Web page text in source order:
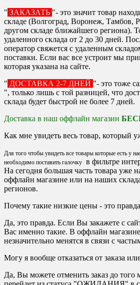
" ЗАКАЗАТЬ "- это значит товар
складе (Волгоград, Воронеж, Тамбов,
другом складе ближайшего региона).
удаленного склада от 2 до 30 дней.
оператор свяжется с удаленным
поставки. Если вас все устроит мы
которая указана на сайте.
" ДОСТАВКА 2-7 ДНЕЙ "- это тоже
", только лишь с той разницей, что
склада будет быстрой не более 7 дней.
Доставка в наш оффлайн магазин
Как мне увидеть весь товар, который
Для того чтобы увидеть все товары которые есть у
необходимо поставить галочку в фильтре
На сегодня большая часть товара уже
оффлайн магазине или на наших
регионов.
Почему такие низкие цены - это
Да, это правда. Если Вы закажете с
Вас именно такие. В оффлайн
незначительно менятся в связи с
Могу я вообще отказаться от заказа
Да, Вы можете отменить заказ до того